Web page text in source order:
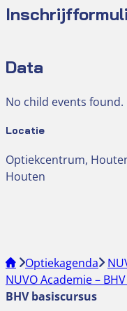
Data
No child events found.
Locatie
Optiekcentrum,
Houten
Optiekagenda
NUVO Academie –
BHV basiscursus